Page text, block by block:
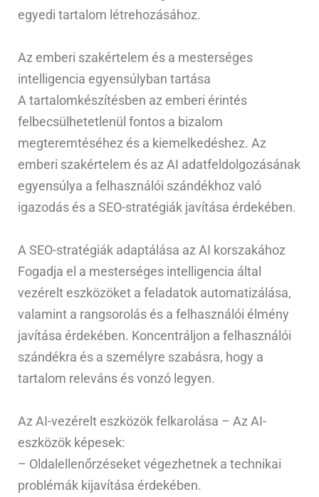
egyedi tartalom létrehozásához.
Az emberi szakértelem és a mesterséges
intelligencia egyensúlyban tartása
A tartalomkészítésben az emberi érintés
felbecsülhetetlenül fontos a bizalom
megteremtéséhez és a kiemelkedéshez. Az
emberi szakértelem és az AI adatfeldolgozásának
egyensúlya a felhasználói szándékhoz való
igazodás és a SEO-stratégiák javítása érdekében.
A SEO-stratégiák adaptálása az AI korszakához
Fogadja el a mesterséges intelligencia által
vezérelt eszközöket a feladatok automatizálása,
valamint a rangsorolás és a felhasználói élmény
javítása érdekében. Koncentráljon a felhasználói
szándékra és a személyre szabásra, hogy a
tartalom releváns és vonzó legyen.
Az AI-vezérelt eszközök felkarolása – Az AI-
eszközök képesek:
– Oldalellenőrzéseket végezhetnek a technikai
problémák kijavítása érdekében.